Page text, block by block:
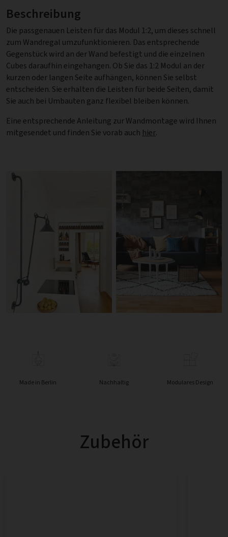
Beschreibung
Die passgenauen Leisten für das Modul 1:2, um dieses schnell
zum Wandregal umzufunktionieren. Das entsprechende
Gegenstück wird an der Wand befestigt und die einzelnen
Cubes daraufhin eingehangen. Ob Sie das 1:2 Modul an der
kurzen oder langen Seite aufhängen, können Sie selbst
entscheiden. Sie erhalten die Leisten für beide Seiten, damit
Sie auch bei Umbauten ganz flexibel bleiben können.
Eine entsprechende Anleitung zur Wandmontage wird Ihnen
mitgesendet und finden Sie vorab auch hier.
Made in Berlin Nachhaltig Modulares Design
Zubehör